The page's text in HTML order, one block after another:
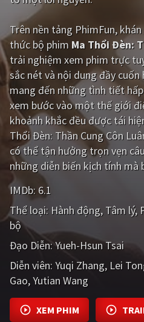
Giật gân
Bí ẩn
Viễn Tây
GameShow
QUỐC GIA
Âu - Mỹ
Hàn Quốc
Ấn Độ
Tổng hợp
PHIM MỚI
PHIM BỘ
Trên nền tảng PhimFun,
thức bộ phim Ma Thổi Đèn:
trải nghiệm xem phim trực
sắc nét và nội dung đầy
mang đến những tình tiết
xem bước vào một thế giới
khoảnh khắc đều được tái
Thổi Đèn: Thần Cung Côn
có thể tận hưởng trọn vẹn
những diễn biến kịch tính mà
IMDb: 6.1
Thể loại: Hành động Tâm lý
bộ
Đạo Diễn:Yueh-Hsun Tsai
Diễn viên: Yuqi Zhang Lei
Gao Yutian Wang
XEM PHIM